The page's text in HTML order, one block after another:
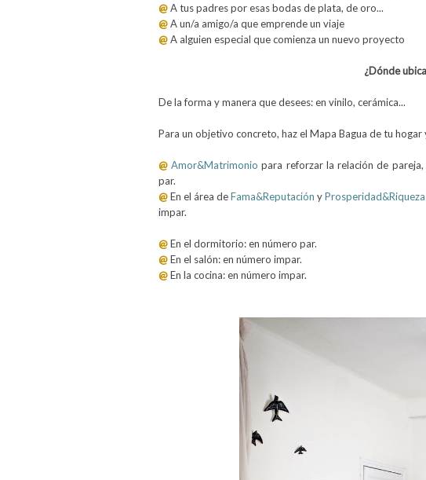
@A tus padres por esas bodas de plata, de oro...
@A un/a amigo/a que emprende un viaje
@A alguien especial que comienza un nuevo proyecto
¿Dónde
De la forma y manera que desees: en vinilo, cerámica...
Para un objetivo concreto, haz el Mapa Bagua de tu hogar
@ Amor&Matrimonio para reforzar la relación de
par.
@En el área deFama&Reputación y
impar.
@En el dormitorio: en número par.
@En el salón: en número impar.
@En la cocina: en número impar.